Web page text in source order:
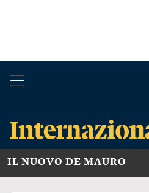
IL NUOVO DE MAURO